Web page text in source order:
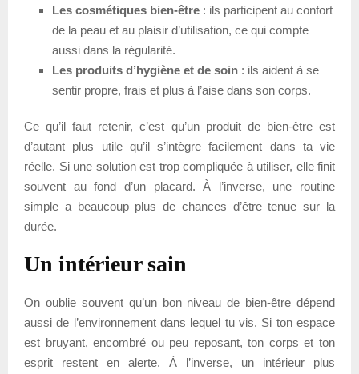
Les cosmétiques bien-être : ils participent au confort
de la peau et au plaisir d’utilisation, ce qui compte
aussi dans la régularité.
Les produits d’hygiène et de soin : ils aident à se
sentir propre, frais et plus à l’aise dans son corps.
Ce qu’il faut retenir, c’est qu’un produit de bien-être est
d’autant plus utile qu’il s’intègre facilement dans ta vie
réelle. Si une solution est trop compliquée à utiliser, elle finit
souvent au fond d’un placard. À l’inverse, une routine
simple a beaucoup plus de chances d’être tenue sur la
durée.
Un intérieur sain
On oublie souvent qu’un bon niveau de bien-être dépend
aussi de l’environnement dans lequel tu vis. Si ton espace
est bruyant, encombré ou peu reposant, ton corps et ton
esprit restent en alerte. À l’inverse, un intérieur plus